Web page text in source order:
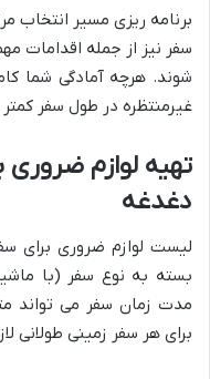
برنامه ریزی مسیر انتخاب
سفر نیز از جمله اقدامات
شوند. هرچه آمادگی شما
غیرمنتظره در طول سفر
تهیه لوازم
دغدغه
لیست لوازم ضروری برای
بسته به نوع سفر (با
مدت زمان سفر می تواند
برای هر سفر زمینی طولانی